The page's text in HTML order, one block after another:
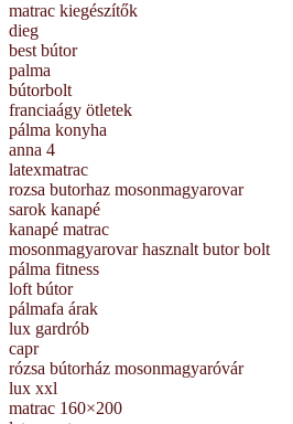
matrac kiegészítők
dieg
best bútor
palma
bútorbolt
franciaágy ötletek
pálma konyha
anna 4
latexmatrac
rozsa butorhaz mosonmagyarovar
sarok kanapé
kanapé matrac
mosonmagyarovar hasznalt butor bolt
pálma fitness
loft bútor
pálmafa árak
lux gardrób
capr
rózsa bútorház mosonmagyaróvár
lux xxl
matrac 160×200